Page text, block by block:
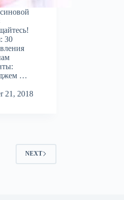
30
джем …
21, 2018
NEXT